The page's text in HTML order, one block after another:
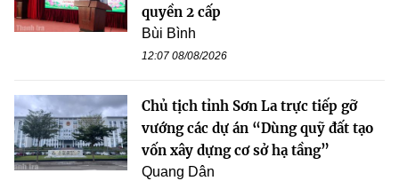
quyền 2 cấp
Bùi Bình
12:07 08/08/2026
Chủ tịch tỉnh Sơn La trực tiếp gỡ
vướng các dự án “Dùng quỹ đất tạo
vốn xây dựng cơ sở hạ tầng”
Quang Dân